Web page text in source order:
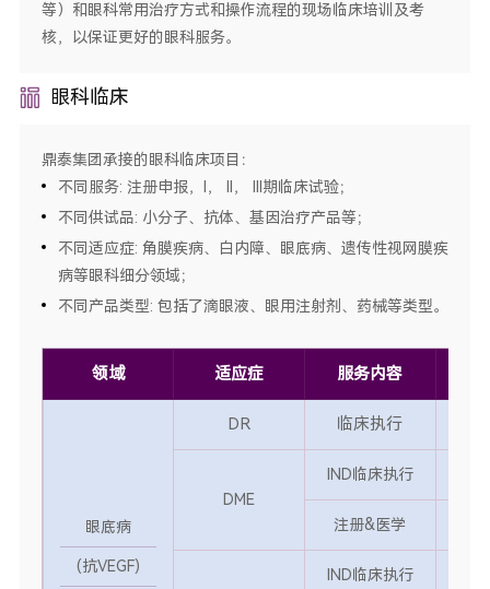
等）和眼科常用治疗方式和操作流程的现场临床培训及考
核，以保证更好的眼科服务。
眼科临床
鼎泰集团承接的眼科临床项目：
不同服务: 注册申报，I， II， III期临床试验；
不同供试品: 小分子、抗体、基因治疗产品等；
不同适应症: 角膜疾病、白内障、眼底病、遗传性视网膜疾
病等眼科细分领域；
不同产品类型: 包括了滴眼液、眼用注射剂、药械等类型。
领域 适应症 服务内容
眼底病
(抗VEGF)
DR 临床执行
DME
IND临床执行
注册&医学
IND临床执行